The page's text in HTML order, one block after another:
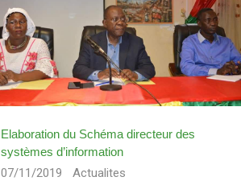
Elaboration du Schéma directeur des
systèmes d’information
07/11/2019 Actualites